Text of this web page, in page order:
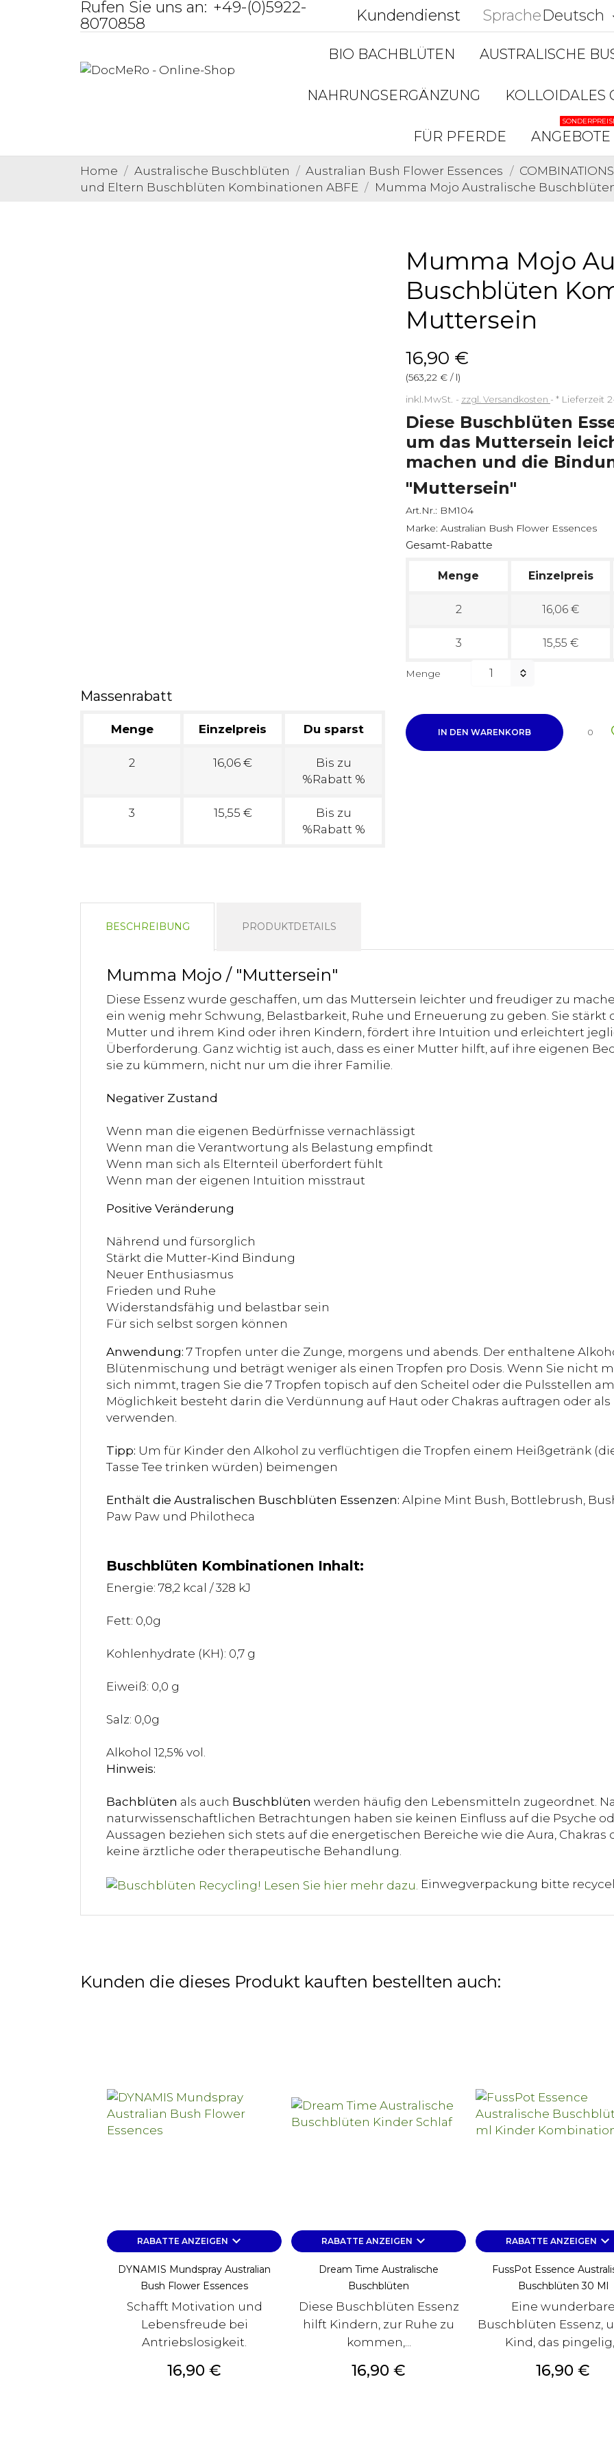
Rufen Sie uns an: +49-(0)5922-
8070858
Kundendienst SpracheDeutsch
BIO BACHBLÜTEN AUSTRALISCHE
NAHRUNGSERGÄNZUNG KOLLOIDALES
FÜR PFERDE ANGEBOTE
Home Australische Buschblüten Australian Bush Flower Essences
und Eltern Buschblüten Kombinationen ABFE
Mumma Mojo Australische
Massenrabatt
Menge Einzelpreis Du sparst
2 16,06 €
Bis zu
%Rabatt %
3 15,55 €
Bis zu
%Rabatt %
Mumma Mojo
Buschblüten
Muttersein
16,90 €
(563,22 € / l)
inkl.MwSt.
zzgl. Versandkosten * Lieferzeit
Diese Buschblüten
um das Muttersein
machen und die
"Muttersein"
Art.Nr.: BM104
Marke: Australian Bush Flower Essences
Gesamt-Rabatte
Menge Einzelpreis
2 16,06 €
3 15,55 €
Menge
IN DEN WARENKORB 0
BESCHREIBUNG PRODUKTDETAILS
Mumma Mojo / "Muttersein"
Diese Essenz wurde geschaffen, um das Muttersein leichter und freudiger zu
ein wenig mehr Schwung, Belastbarkeit, Ruhe und Erneuerung zu geben. Sie
Mutter und ihrem Kind oder ihren Kindern, fördert ihre Intuition und erleichtert
Überforderung. Ganz wichtig ist auch, dass es einer Mutter hilft, auf ihre eigenen
sie zu kümmern, nicht nur um die ihrer Familie.
Negativer Zustand
Wenn man die eigenen Bedürfnisse vernachlässigt
Wenn man die Verantwortung als Belastung empfindt
Wenn man sich als Elternteil überfordert fühlt
Wenn man der eigenen Intuition misstraut
Positive Veränderung
Nährend und fürsorglich
Stärkt die Mutter-Kind Bindung
Neuer Enthusiasmus
Frieden und Ruhe
Widerstandsfähig und belastbar sein
Für sich selbst sorgen können
Anwendung: 7 Tropfen unter die Zunge, morgens und abends. Der enthaltene
Blütenmischung und beträgt weniger als einen Tropfen pro Dosis. Wenn Sie nicht
sich nimmt, tragen Sie die 7 Tropfen topisch auf den Scheitel oder die Pulsstellen
Möglichkeit besteht darin die Verdünnung auf Haut oder Chakras auftragen oder als
verwenden.
Tipp: Um für Kinder den Alkohol zu verflüchtigen die Tropfen einem Heißgetränk
Tasse Tee trinken würden) beimengen
Enthält die Australischen Buschblüten Essenzen: Alpine Mint Bush, Bottlebrush,
Paw Paw und Philotheca
Buschblüten Kombinationen Inhalt:
Energie: 78,2 kcal / 328 kJ
Fett: 0,0g
Kohlenhydrate (KH): 0,7 g
Eiweiß: 0,0 g
Salz: 0,0g
Alkohol 12,5% vol.
Hinweis:
Bachblüten als auch Buschblüten werden häufig den Lebensmitteln zugeordnet.
naturwissenschaftlichen Betrachtungen haben sie keinen Einfluss auf die Psyche
Aussagen beziehen sich stets auf die energetischen Bereiche wie die Aura, Chakras
keine ärztliche oder therapeutische Behandlung.
Einwegverpackung bitte
Kunden die dieses Produkt kauften bestellten auch:
RABATTE ANZEIGEN keyboard_arrow_down
DYNAMIS Mundspray Australian
Bush Flower Essences
Schafft Motivation und
Lebensfreude bei
Antriebslosigkeit.
Preis
16,90 €
RABATTE ANZEIGEN keyboard_arrow_down
Dream Time Australische
Buschblüten
Diese Buschblüten Essenz
hilft Kindern, zur Ruhe zu
kommen,...
Preis
16,90 €
RABATTE ANZEIGEN keyboard_arrow_down
FussPot Essence
Buschblüten 30 Ml
Eine wunderbare
Buschblüten Essenz,
Kind, das
Preis
16,90 €